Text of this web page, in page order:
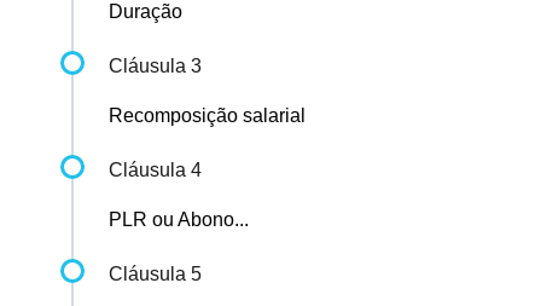
Duração
Cláusula 3
Recomposição salarial
Cláusula 4
PLR ou Abono...
Cláusula 5